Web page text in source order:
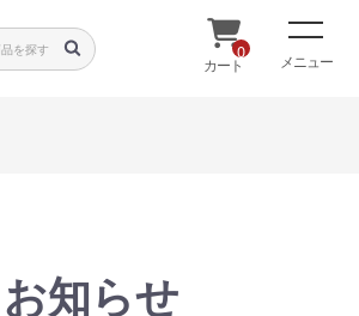
0
カート メニュー
お知らせ